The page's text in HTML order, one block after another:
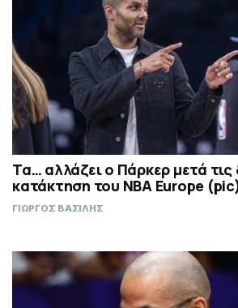
Τα… αλλάζει ο Πάρκερ μετά τις
κατάκτηση του ΝΒΑ Europe
ΓΙΩΡΓΟΣ ΒΑΣΙΛΗΣ